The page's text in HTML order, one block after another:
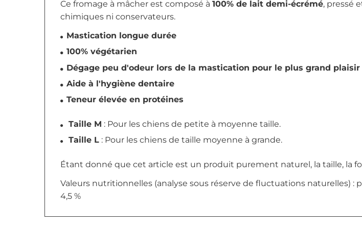
Ce fromage à mâcher est composé à 100% de lait demi-écrémé, pressé
chimiques ni conservateurs.
Mastication longue durée
100% végétarien
Dégage peu d'odeur lors de la mastication pour le plus grand
Aide à l'hygiène dentaire
Teneur élevée en protéines
Taille M : Pour les chiens de petite à moyenne taille.
Taille L : Pour les chiens de taille moyenne à grande.
Étant donné que cet article est un produit purement naturel, la taille, la
Valeurs nutritionnelles (analyse sous réserve de fluctuations naturelles) :
4,5 %